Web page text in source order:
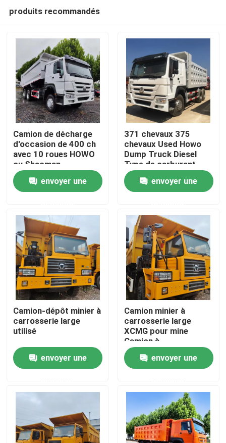
Maison
Produits
Vidéos
Au sujet de nous
Visite d'usine
Contrôle de qualité
Tipper Trucks utilisée
produits recommandés
Camion de décharge
d'occasion de 400 ch
avec 10 roues HOWO
ou Shacman
envoyer une
371 chevaux 375
chevaux Used Howo
Dump Truck Diesel
Type de carburant
envoyer une
Camion-dépôt minier à
carrosserie large
utilisé
envoyer une
Camion minier à
carrosserie large
XCMG pour mine
Camion à
déverrouillage de mine
Capacité
personnalisable
envoyer une